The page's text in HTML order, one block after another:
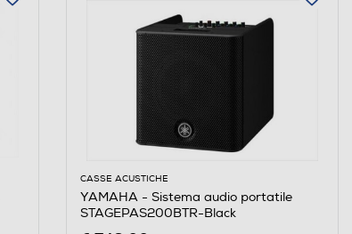
CASSE ACUSTICHE
YAMAHA - Sistema audio portatile
STAGEPAS200BTR-Black